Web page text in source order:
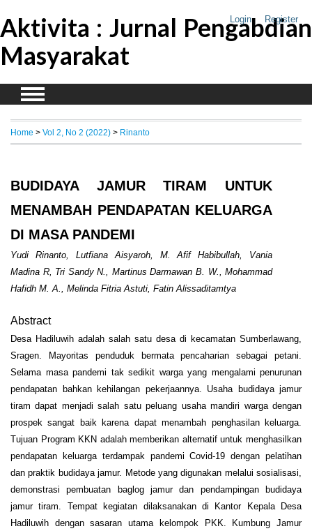
Login Register
Aktivita : Jurnal Pengabdian
Masyarakat
Home > Vol 2, No 2 (2022) > Rinanto
BUDIDAYA JAMUR TIRAM UNTUK
MENAMBAH PENDAPATAN KELUARGA
DI MASA PANDEMI
Yudi Rinanto, Lutfiana Aisyaroh, M. Afif Habibullah, Vania
Madina R, Tri Sandy N., Martinus Darmawan B. W., Mohammad
Hafidh M. A., Melinda Fitria Astuti, Fatin Alissaditamtya
Abstract
Desa Hadiluwih adalah salah satu desa di kecamatan Sumberlawang,
Sragen. Mayoritas penduduk bermata pencaharian sebagai petani.
Selama masa pandemi tak sedikit warga yang mengalami penurunan
pendapatan bahkan kehilangan pekerjaannya. Usaha budidaya jamur
tiram dapat menjadi salah satu peluang usaha mandiri warga dengan
prospek sangat baik karena dapat menambah penghasilan keluarga.
Tujuan Program KKN adalah memberikan alternatif untuk menghasilkan
pendapatan keluarga terdampak pandemi Covid-19 dengan pelatihan
dan praktik budidaya jamur. Metode yang digunakan melalui sosialisasi,
demonstrasi pembuatan baglog jamur dan pendampingan budidaya
jamur tiram. Tempat kegiatan dilaksanakan di Kantor Kepala Desa
Hadiluwih dengan sasaran utama kelompok PKK. Kumbung Jamur